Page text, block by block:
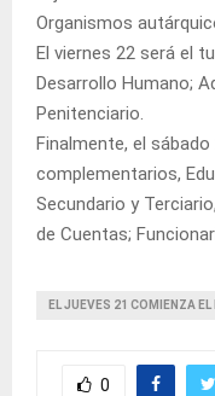
Organismos
El viernes 22 será el
Desarrollo Humano;
Penitenciario.
Finalmente, el
complementarios,
Secundario y
de Cuentas;
EL JUEVES 21 COMIENZA EL
0